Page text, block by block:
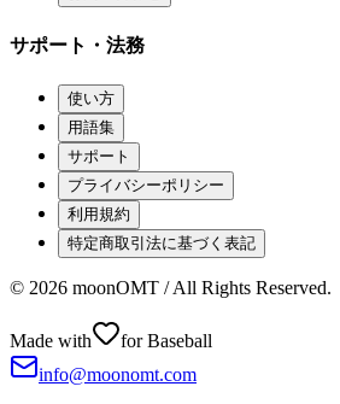
サポート・法務
使い方
用語集
サポート
プライバシーポリシー
利用規約
特定商取引法に基づく表記
© 2026 moonOMT / All Rights Reserved.
Made with
for Baseball
info@moonomt.com